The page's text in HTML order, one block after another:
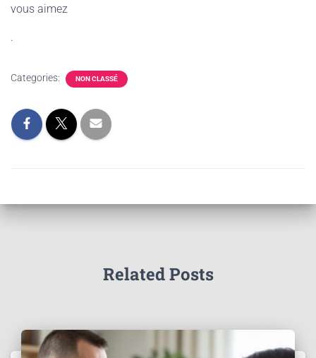
vous aimez
.
Categories: NON CLASSÉ
Related Posts